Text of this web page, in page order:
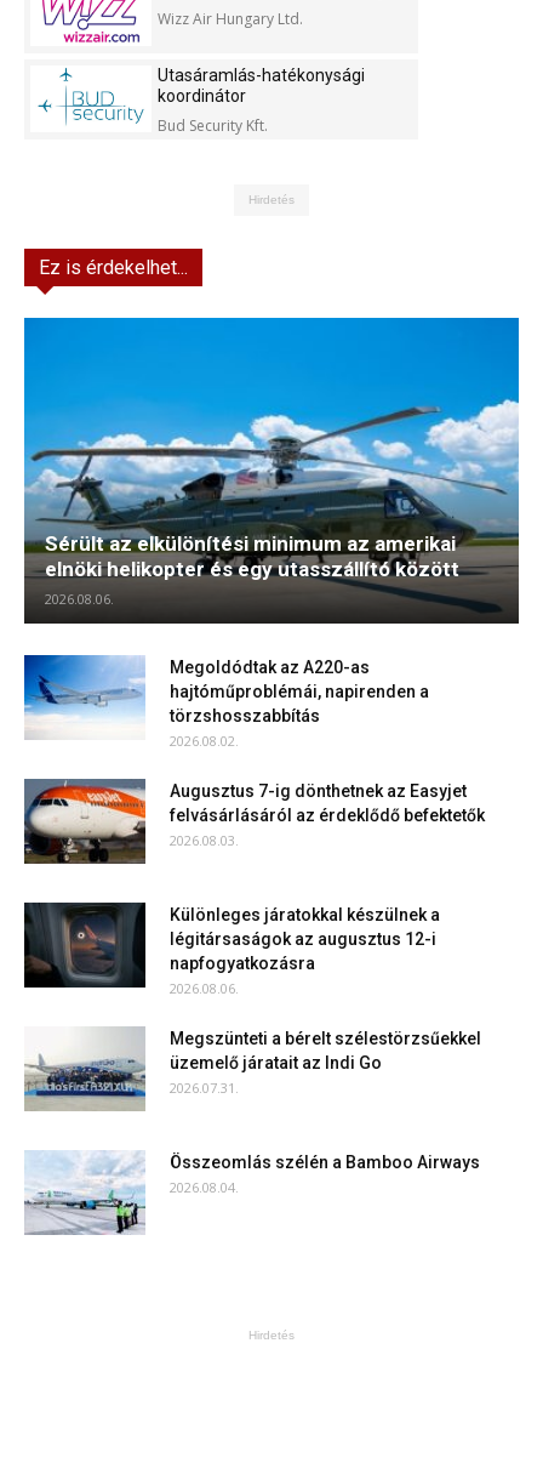
Wizz Air Hungary Ltd.
Utasáramlás-hatékonysági
koordinátor
Bud Security Kft.
Hirdetés
Ez is érdekelhet...
Sérült az elkülönítési minimum az amerikai
elnöki helikopter és egy utasszállító között
2026.08.06.
Megoldódtak az A220-as
hajtóműproblémái, napirenden a
törzshosszabbítás
2026.08.02.
Augusztus 7-ig dönthetnek az Easyjet
felvásárlásáról az érdeklődő befektetők
2026.08.03.
Különleges járatokkal készülnek a
légitársaságok az augusztus 12-i
napfogyatkozásra
2026.08.06.
Megszünteti a bérelt szélestörzsűekkel
üzemelő járatait az Indi Go
2026.07.31.
Összeomlás szélén a Bamboo Airways
2026.08.04.
Hirdetés